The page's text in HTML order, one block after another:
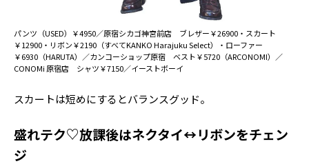
パンツ（USED）￥4950／原宿シカゴ神宮前店 ブレザー￥26900・スカート
￥12900・リボン￥2190（すべてKANKO Harajuku Select）・ローファー
￥6930（HARUTA）／カンコーショップ原宿 ベスト￥5720（ARCONOMI）／
CONOMi 原宿店 シャツ￥7150／イーストボーイ
スカートは短めにするとバランスグッド。
盛れテク♡放課後はネクタイ↔︎リボンをチェン
ジ